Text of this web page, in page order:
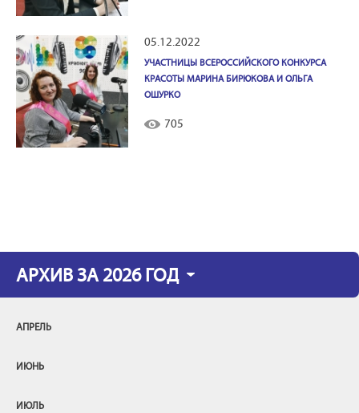
05.12.2022
УЧАСТНИЦЫ ВСЕРОССИЙСКОГО КОНКУРСА
КРАСОТЫ МАРИНА БИРЮКОВА И ОЛЬГА
ОШУРКО
705
АРХИВ ЗА 2026 ГОД
АПРЕЛЬ
ИЮНЬ
ИЮЛЬ